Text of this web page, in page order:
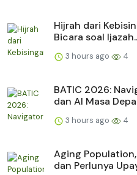
Hijrah dari
Bicara soal
3 hours ago 4
BATIC 2026:
dan AI Masa
3 hours ago 4
Aging
dan Perlunya